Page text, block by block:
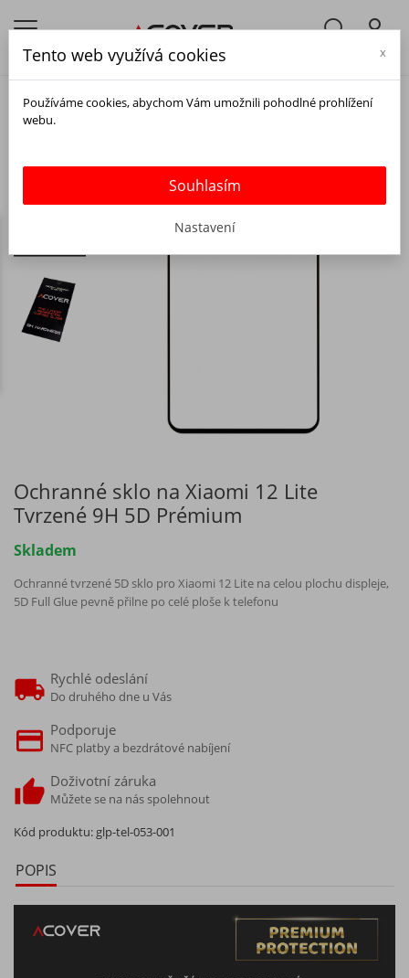
Ochranné sklo na Xiaomi 12 Lite
Tvrzené 9H 5D Prémium
Skladem
Ochranné tvrzené 5D sklo pro Xiaomi 12 Lite na celou plochu displeje,
5D Full Glue pevně přilne po celé ploše k telefonu
Rychlé odeslání
Do druhého dne u Vás
Podporuje
NFC platby a bezdrátové nabíjení
Doživotní záruka
Můžete se na nás spolehnout
Kód produktu: glp-tel-053-001
POPIS
Tento web využívá cookies x
Používáme cookies, abychom Vám umožnili pohodlné prohlížení
webu.
Souhlasím
Nastavení